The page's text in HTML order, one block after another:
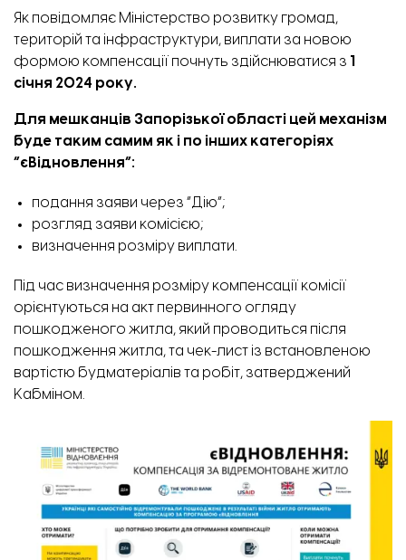
Як повідомляє Міністерство розвитку громад,
територій та інфраструктури, виплати за новою
формою компенсації почнуть здійснюватися з 1
січня 2024 року.
Для мешканців Запорізької області цей механізм
буде таким самим як і по інших категоріях
“єВідновлення”:
подання заяви через “Дію”;
розгляд заяви комісією;
визначення розміру виплати.
Під час визначення розміру компенсації комісії
орієнтуються на акт первинного огляду
пошкодженого житла, який проводиться після
пошкодження житла, та чек-лист із встановленою
вартістю будматеріалів та робіт, затверджений
Кабміном.